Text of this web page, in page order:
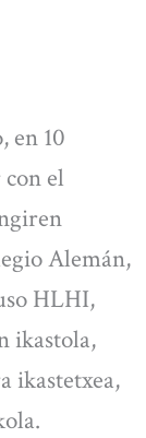
en 10
el
Alemán,
HLHI,
ikastola,
ikastetxea,